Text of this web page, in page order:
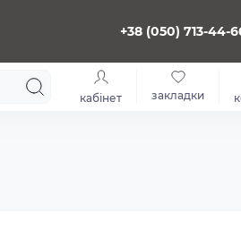
+38 (050) 713-44-
кабінет закладки